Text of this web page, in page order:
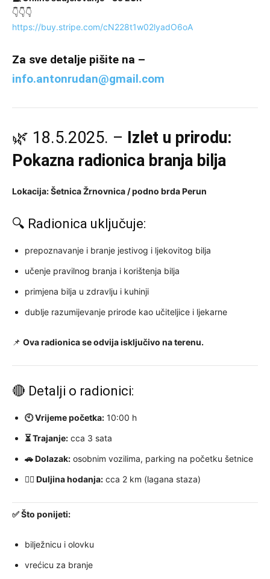
👇👇👇
https://buy.stripe.com/cN228t1w02lyadO6oA
Za sve detalje pišite na –
info.antonrudan@gmail.com
🌿 18.5.2025. – Izlet u prirodu:
Pokazna radionica branja bilja
Lokacija: Šetnica Žrnovnica / podno brda Perun
🔍 Radionica uključuje:
prepoznavanje i branje jestivog i ljekovitog bilja
učenje pravilnog branja i korištenja bilja
primjena bilja u zdravlju i kuhinji
dublje razumijevanje prirode kao učiteljice i ljekarne
📌 Ova radionica se odvija isključivo na terenu.
🔴 Detalji o radionici:
🕙 Vrijeme početka: 10:00 h
⏳ Trajanje: cca 3 sata
🚗 Dolazak: osobnim vozilima, parking na početku šetnice
🚶‍♀️ Duljina hodanja: cca 2 km (lagana staza)
✅ Što ponijeti:
bilježnicu i olovku
vrećicu za branje